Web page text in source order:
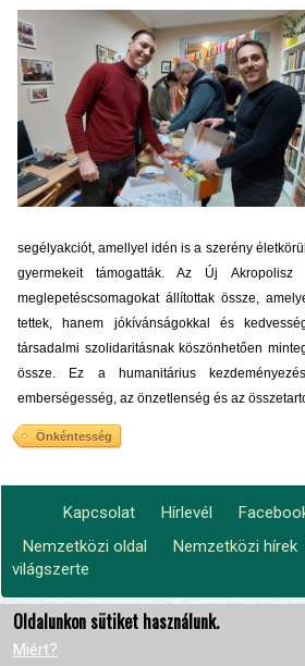
segélyakciót, amellyel idén is a szerény
gyermekeit támogatták. Az Új Akropolisz
meglepetéscsomagokat állítottak össze,
tettek, hanem jókívánságokkal és
társadalmi szolidaritásnak köszönhetően
össze. Ez a humanitárius
emberségesség, az önzetlenség és az
Önkéntesség
Footer
menu
Kapcsolat Hírlevél
Lábléc2
Nemzetközi oldal Nemzetközi hírek
világszerte
Oldalunkon sütiket használunk.
Miért?